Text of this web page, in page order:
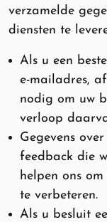
verzamelde
diensten te
Als u een
e-mailadres,
nodig om uw
verloop
Gegevens
feedback die
helpen ons
te verbeteren.
Als u besluit